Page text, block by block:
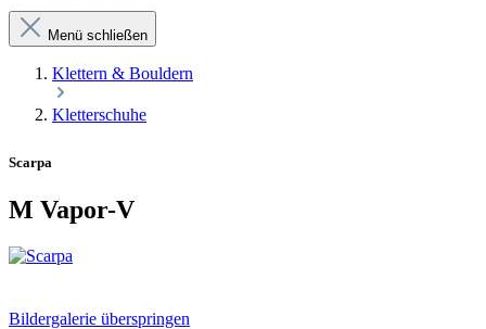
Menü schließen
Klettern & Bouldern
Kletterschuhe
Scarpa
M Vapor-V
Bildergalerie überspringen